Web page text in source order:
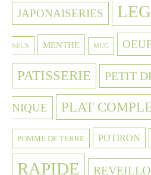
JAPONAISERIES
SECS MENTHE MUG
PATISSERIE PETIT
NIQUE PLAT
POMME DE TERRE POTIRON
RAPIDE